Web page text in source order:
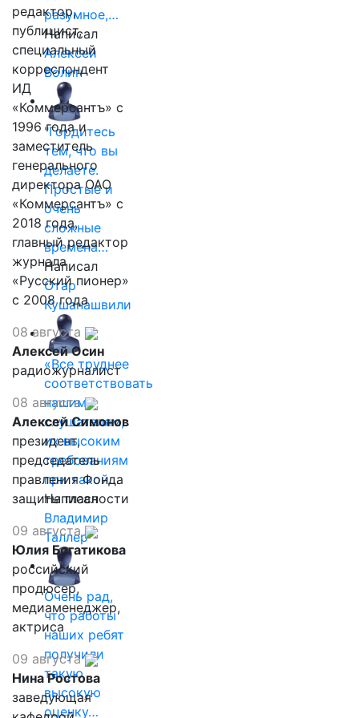
разумное,…
Написал
Алексей
Волин
"Гордитесь
тем, что вы
делаете.
Простые и
очень
сложные
времена…
Написал
Отар
Кушанашвили
«Все труднее
соответствовать
нашим
слушателям,
их высоким
требованиям
при такой…
Написал
Владимир
Таллер
Очень рад,
что работы
наших ребят
получили
такую
высокую
оценку…
редактор,
публицист,
специальный
корреспондент
ИД
«Коммерсантъ» с
1996 года и
заместитель
генерального
директора ОАО
«Коммерсантъ» с
2018 года,
главный редактор
журнала
«Русский пионер»
с 2008 года
08 августа
Алексей Осин
радиожурналист
08 августа
Алексей Симонов
президент,
председатель
правления Фонда
защиты гласности
09 августа
Юлия Богатикова
российский
продюсер,
медиаменеджер,
актриса
09 августа
Нина Ростова
заведующая